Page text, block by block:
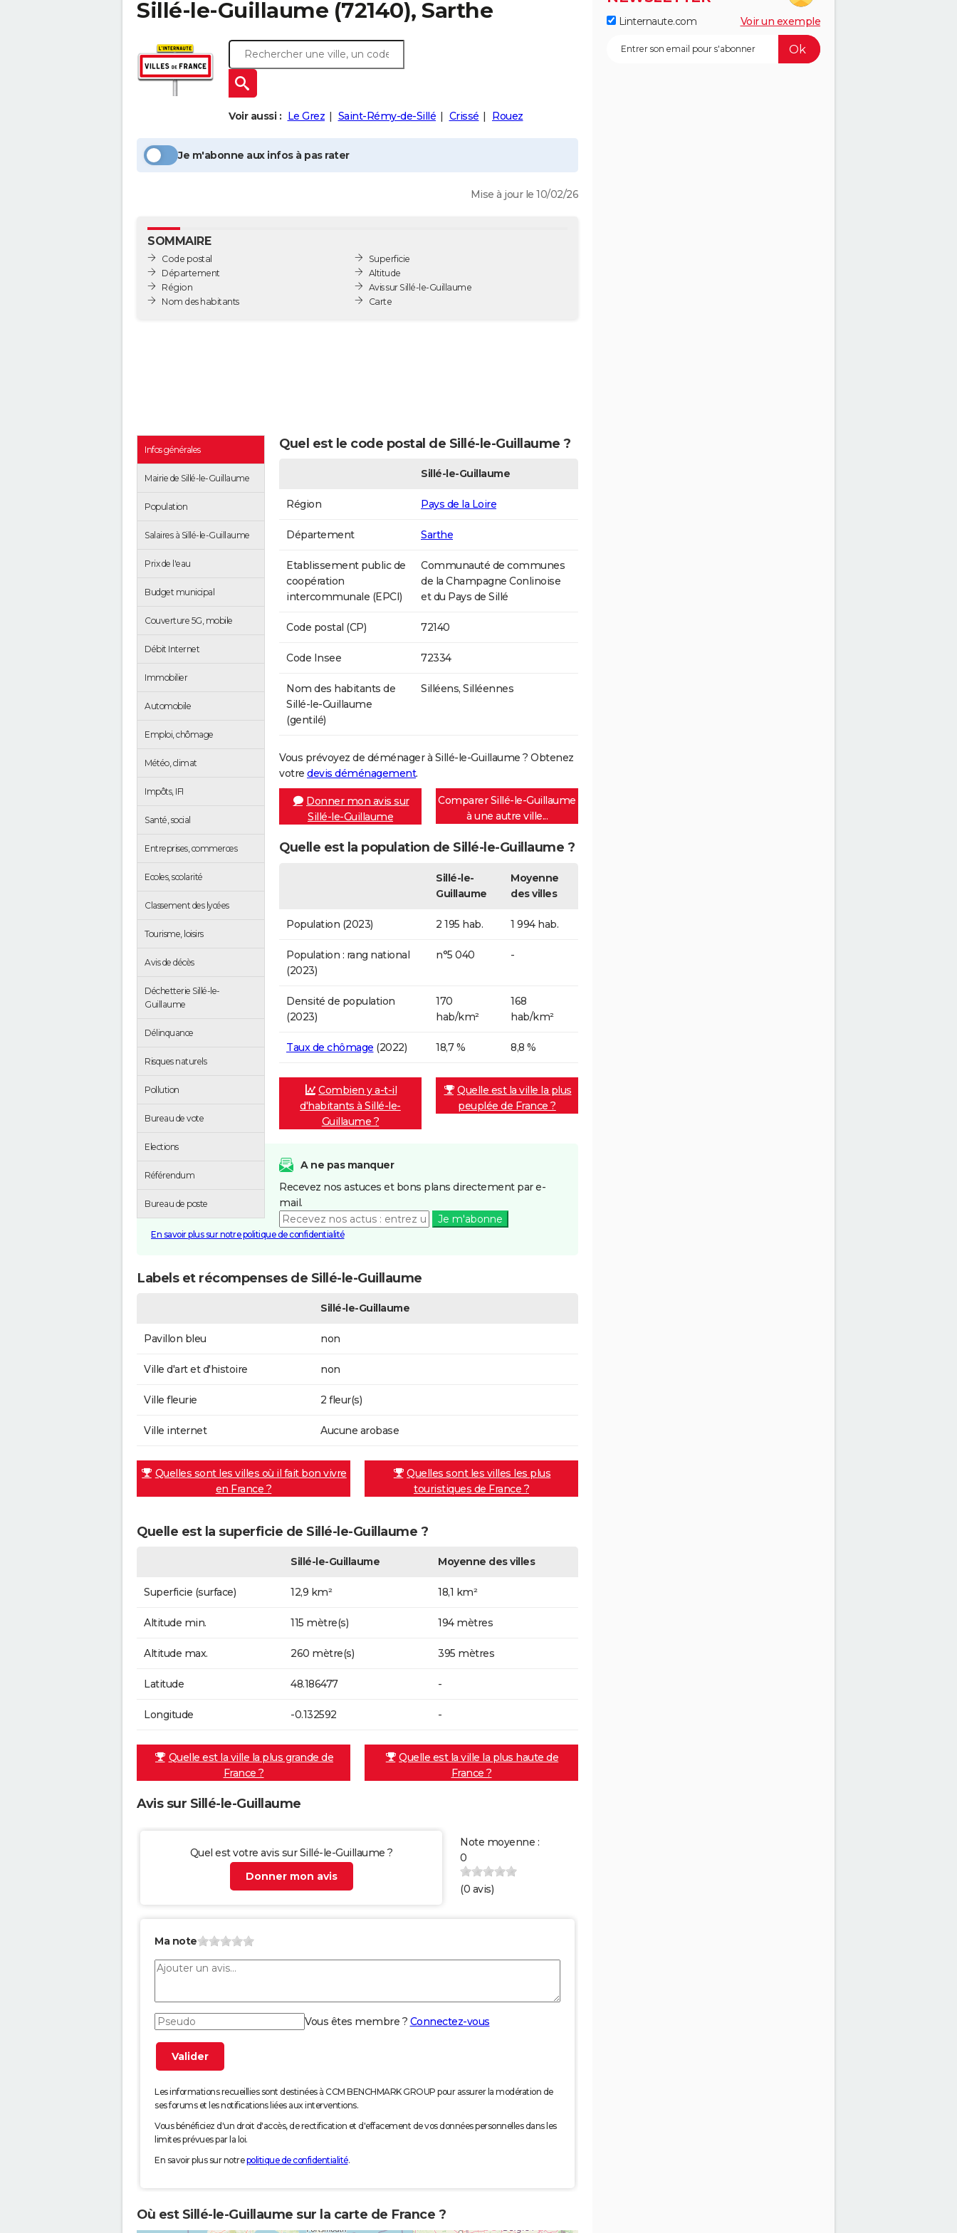
Sillé-le-Guillaume (72140), Sarthe
Voir aussi : Le Grez Saint-Rémy-de-Sillé Crissé Rouez
Je m'abonne aux infos à pas rater
Mise à jour le 10/02/26
SOMMAIRE
Code postal
Département
Région
Nom des habitants
Superficie
Altitude
Avis sur Sillé-le-Guillaume
Carte
Infos générales
Mairie de Sillé-le-Guillaume
Population
Salaires à Sillé-le-Guillaume
Prix de l'eau
Budget municipal
Couverture 5G, mobile
Débit Internet
Immobilier
Automobile
Emploi, chômage
Météo, climat
Impôts, IFI
Santé, social
Entreprises, commerces
Ecoles, scolarité
Classement des lycées
Tourisme, loisirs
Avis de décès
Déchetterie Sillé-le-
Guillaume
Délinquance
Risques naturels
Pollution
Bureau de vote
Elections
Référendum
Bureau de poste
Quel est le code postal de Sillé-le-Guillaume ?
Sillé-le-Guillaume
Région Pays de la Loire
Département Sarthe
Etablissement public de
coopération
intercommunale (EPCI)
Communauté de communes
de la Champagne Conlinoise
et du Pays de Sillé
Code postal (CP) 72140
Code Insee 72334
Nom des habitants de
Sillé-le-Guillaume
(gentilé)
Silléens, Silléennes
Vous prévoyez de déménager à Sillé-le-Guillaume ? Obtenez
votre devis déménagement.
Donner mon avis sur
Sillé-le-Guillaume
Comparer Sillé-le-Guillaume
à une autre ville...
Quelle est la population de Sillé-le-Guillaume ?
Sillé-le-
Guillaume
Moyenne
des villes
Population (2023) 2 195 hab. 1 994 hab.
Population : rang national
(2023)
n°5 040 -
Densité de population
(2023)
170
hab/km²
168
hab/km²
Taux de chômage (2022) 18,7 % 8,8 %
Combien y a-t-il
d'habitants à Sillé-le-
Guillaume ?
Quelle est la ville la plus
peuplée de France ?
A ne pas manquer
Recevez nos astuces et bons plans directement par e-
mail.
Je m'abonne
En savoir plus sur notre politique de confidentialité
Labels et récompenses de Sillé-le-Guillaume
Sillé-le-Guillaume
Pavillon bleu non
Ville d'art et d'histoire non
Ville fleurie 2 fleur(s)
Ville internet Aucune arobase
Quelles sont les villes où il fait bon vivre
en France ?
Quelles sont les villes les plus
touristiques de France ?
Quelle est la superficie de Sillé-le-Guillaume ?
Sillé-le-Guillaume Moyenne des villes
Superficie (surface) 12,9 km² 18,1 km²
Altitude min. 115 mètre(s) 194 mètres
Altitude max. 260 mètre(s) 395 mètres
Latitude 48.186477 -
Longitude -0.132592 -
Quelle est la ville la plus grande de
France ?
Quelle est la ville la plus haute de
France ?
Avis sur Sillé-le-Guillaume
Quel est votre avis sur Sillé-le-Guillaume ?
Donner mon avis
Note moyenne :
0
(0 avis)
Ma note
Vous êtes membre ? Connectez-vous
Les informations recueillies sont destinées à CCM BENCHMARK GROUP pour assurer la modération de
ses forums et les notifications liées aux interventions.
Vous bénéficiez d'un droit d'accès, de rectification et d'effacement de vos données personnelles dans les
limites prévues par la loi.
En savoir plus sur notrepolitique de confidentialité.
Où est Sillé-le-Guillaume sur la carte de France ?
Linternaute.com Voir un exemple